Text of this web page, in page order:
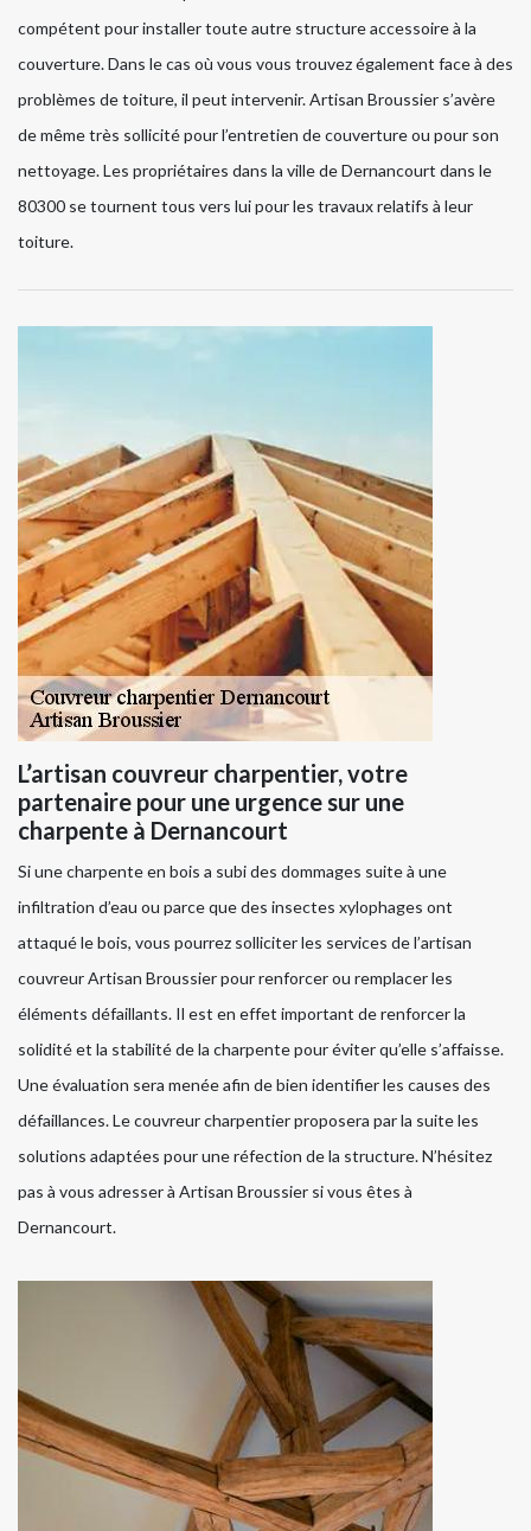
compétent pour installer toute autre structure accessoire à la
couverture. Dans le cas où vous vous trouvez également face à des
problèmes de toiture, il peut intervenir. Artisan Broussier s’avère
de même très sollicité pour l’entretien de couverture ou pour son
nettoyage. Les propriétaires dans la ville de Dernancourt dans le
80300 se tournent tous vers lui pour les travaux relatifs à leur
toiture.
L’artisan couvreur charpentier, votre
partenaire pour une urgence sur une
charpente à Dernancourt
Si une charpente en bois a subi des dommages suite à une
infiltration d’eau ou parce que des insectes xylophages ont
attaqué le bois, vous pourrez solliciter les services de l’artisan
couvreur Artisan Broussier pour renforcer ou remplacer les
éléments défaillants. Il est en effet important de renforcer la
solidité et la stabilité de la charpente pour éviter qu’elle s’affaisse.
Une évaluation sera menée afin de bien identifier les causes des
défaillances. Le couvreur charpentier proposera par la suite les
solutions adaptées pour une réfection de la structure. N’hésitez
pas à vous adresser à Artisan Broussier si vous êtes à
Dernancourt.